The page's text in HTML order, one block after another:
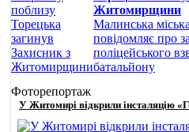
Житомирщини
Малинська
повідомляє про
поліцейського
батальйону
Фоторепортаж
У Житомирі відкрили інсталяцію